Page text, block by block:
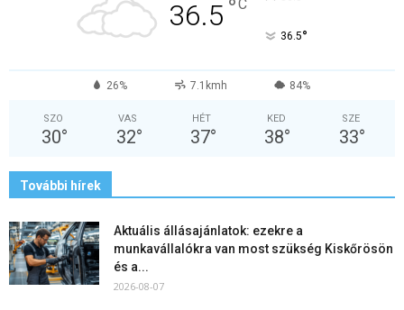
36.5 °C
36.5°
26% 7.1kmh 84%
SZO
30°
VAS
32°
HÉT
37°
KED
38°
SZE
33°
További hírek
Aktuális állásajánlatok: ezekre a
munkavállalókra van most szükség Kiskőrösön
és a...
2026-08-07